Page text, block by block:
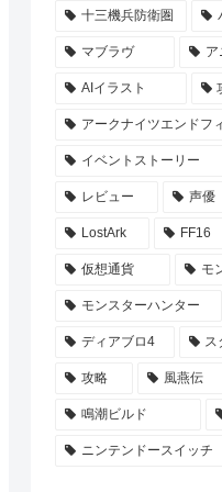
十三機兵防衛圏
マブラヴ ア
AIイラスト
アークナイツエンドフ
イベントストーリー
レビュー 声優
LostArk FF16
仮想通貨 モ
モンスターハンター
ディアブロ4 ス
攻略 風燕伝
鳴潮ビルド
ニンテンドースイッチ